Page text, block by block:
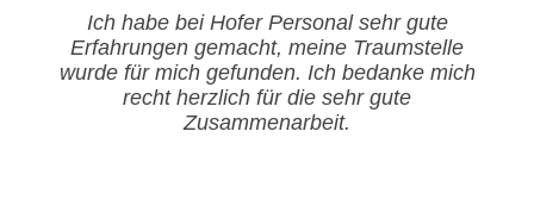
Ich habe bei Hofer Personal sehr gute
Erfahrungen gemacht, meine Traumstelle
wurde für mich gefunden. Ich bedanke mich
recht herzlich für die sehr gute
Zusammenarbeit.